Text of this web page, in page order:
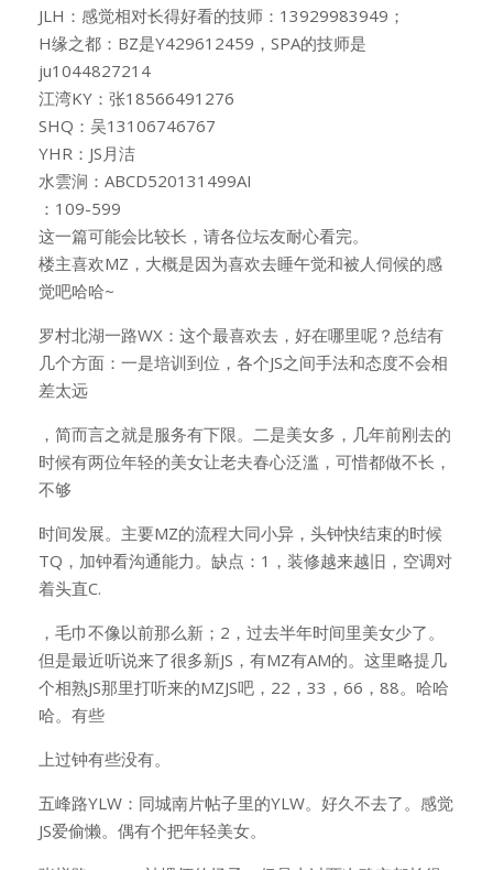
JLH：感觉相对长得好看的技师：13929983949；
H缘之都：BZ是Y429612459，SPA的技师是
ju1044827214
江湾KY：张18566491276
SHQ：吴13106746767
YHR：JS月洁
水雲涧：ABCD520131499AI
：109-599
这一篇可能会比较长，请各位坛友耐心看完。
楼主喜欢MZ，大概是因为喜欢去睡午觉和被人伺候的感
觉吧哈哈~
罗村北湖一路WX：这个最喜欢去，好在哪里呢？总结有
几个方面：一是培训到位，各个JS之间手法和态度不会相
差太远
，简而言之就是服务有下限。二是美女多，几年前刚去的
时候有两位年轻的美女让老夫春心泛滥，可惜都做不长，
不够
时间发展。主要MZ的流程大同小异，头钟快结束的时候
TQ，加钟看沟通能力。缺点：1，装修越来越旧，空调对
着头直C.
，毛巾不像以前那么新；2，过去半年时间里美女少了。
但是最近听说来了很多新JS，有MZ有AM的。这里略提几
个相熟JS那里打听来的MZJS吧，22，33，66，88。哈哈
哈。有些
上过钟有些没有。
五峰路YLW：同城南片帖子里的YLW。好久不去了。感觉
JS爱偷懒。偶有个把年轻美女。